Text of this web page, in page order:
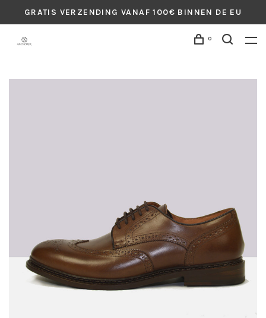
GRATIS VERZENDING VANAF 100€ BINNEN DE EU
0